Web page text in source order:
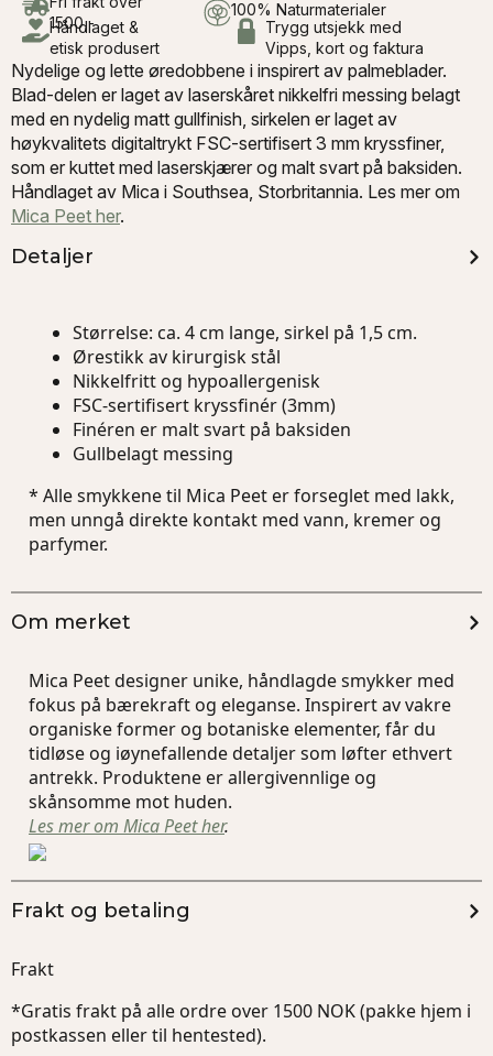
Statement
Drop,
ørepynt
|
Mica
Peet
antall
1500,-
100% Naturmaterialer
Håndlaget &
etisk produsert
Trygg utsjekk med
Vipps, kort og faktura
Nydelige og lette øredobbene i inspirert av palmeblader.
Blad-delen er laget av laserskåret nikkelfri messing belagt
med en nydelig matt gullfinish, sirkelen er laget av
høykvalitets digitaltrykt FSC-sertifisert 3 mm kryssfiner,
som er kuttet med laserskjærer og malt svart på baksiden.
Håndlaget av Mica i Southsea, Storbritannia. Les mer om
Mica Peet her.
Detaljer
Størrelse: ca. 4 cm lange, sirkel på 1,5 cm.
Ørestikk av kirurgisk stål
Nikkelfritt og hypoallergenisk
FSC-sertifisert kryssfinér (3mm)
Finéren er malt svart på baksiden
Gullbelagt messing
* Alle smykkene til Mica Peet er forseglet med lakk,
men unngå direkte kontakt med vann, kremer og
parfymer.
Om merket
Mica Peet designer unike, håndlagde smykker med
fokus på bærekraft og eleganse. Inspirert av vakre
organiske former og botaniske elementer, får du
tidløse og iøynefallende detaljer som løfter ethvert
antrekk. Produktene er allergivennlige og
skånsomme mot huden.
Les mer om Mica Peet her.
Frakt og betaling
Frakt
*Gratis frakt på alle ordre over 1500 NOK (pakke hjem i
postkassen eller til hentested).